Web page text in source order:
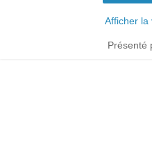
Afficher la
Présenté